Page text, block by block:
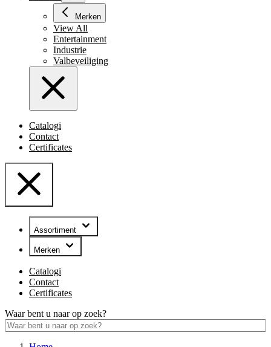
Merken
View All
Entertainment
Industrie
Valbeveiliging
Catalogi
Contact
Certificates
Assortiment
Merken
Catalogi
Contact
Certificates
Waar bent u naar op zoek?